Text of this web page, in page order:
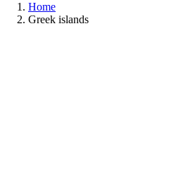
Home
Greek islands